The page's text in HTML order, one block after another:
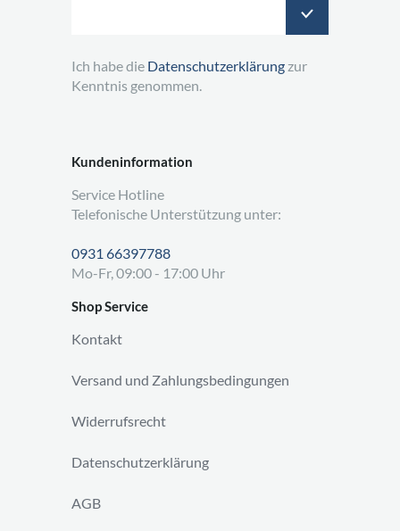
Kundeninformation
Service Hotline
Telefonische Unterstützung unter:
0931 66397788
Mo-Fr, 09:00 - 17:00 Uhr
Shop Service
Kontakt
Versand und Zahlungsbedingungen
Widerrufsrecht
Datenschutzerklärung
AGB
Ich habe die Datenschutzerklärung zur
Kenntnis genommen.